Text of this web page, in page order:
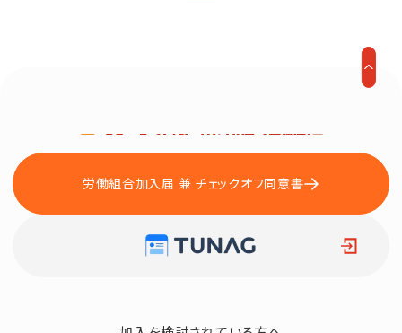
労働組合加入届 兼 チェックオフ同意書